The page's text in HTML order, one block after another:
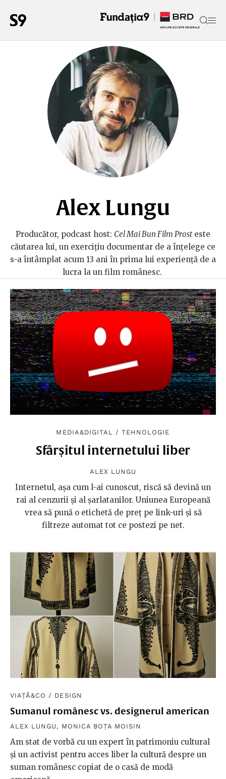
Alex Lungu
Producător, podcast host: Cel Mai Bun Film Prosteste
căutarea lui, un exercițiu documentar de a înțelege ce
s-a întâmplat acum 13 ani în prima lui experiență de a
lucra la un film românesc.
MEDIA&DIGITAL /TEHNOLOGIE
Sfârșitul internetului liber
ALEX LUNGU
Internetul, așa cum l-ai cunoscut, riscă să devină un
rai al cenzurii și al șarlatanilor. Uniunea Europeană
vrea să pună o etichetă de preț pe link-uri și să
filtreze automat tot ce postezi pe net.
VIAȚĂ&CO / DESIGN
Sumanul românesc vs. designerul american
ALEX LUNGU , MONICA BOȚA MOISIN
Am stat de vorbă cu un expert în patrimoniu cultural
și un activist pentru acces liber la cultură despre un
suman românesc copiat de o casă de modă